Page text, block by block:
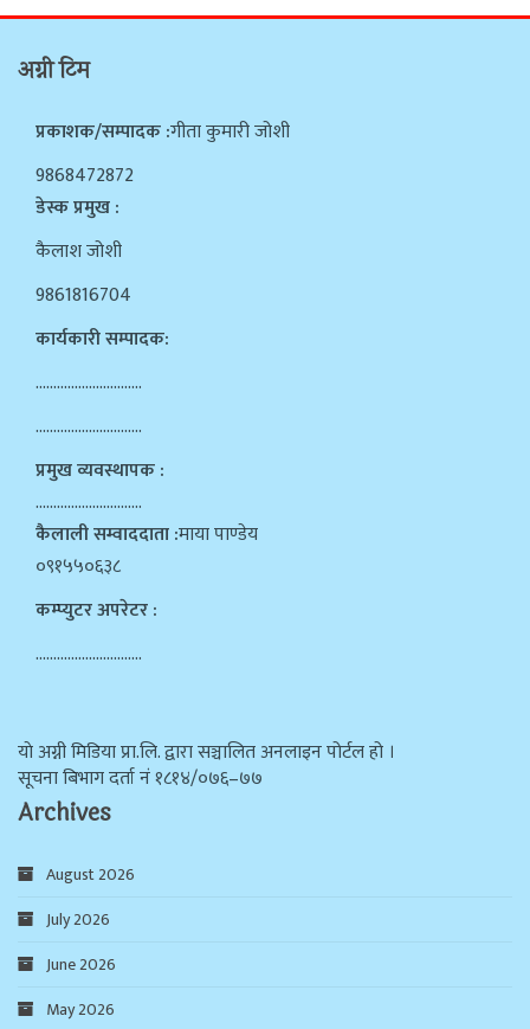
अग्नी टिम
प्रकाशक/सम्पादक :गीता कुमारी जोशी
9868472872
डेस्क प्रमुख :
कैलाश जोशी
9861816704
कार्यकारी सम्पादक:
…………………………
…………………………
प्रमुख व्यवस्थापक :
…………………………
कैलाली सम्वाददाता :माया पाण्डेय
०९१५५०६३८
कम्प्युटर अपरेटर :
…………………………
याे अग्नी मिडिया प्रा.लि. द्वारा सञ्चालित अनलाइन पोर्टल हो ।
सूचना बिभाग दर्ता न‌ं १८१४/०७६–७७
Archives
August 2026
July 2026
June 2026
May 2026